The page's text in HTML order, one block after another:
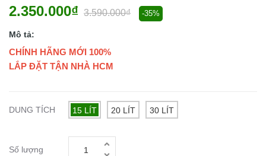
2.350.000₫ 3.590.000₫ -35%
Mô tả:
CHÍNH HÃNG MỚI 100%
LẮP ĐẶT TẬN NHÀ HCM
DUNG TÍCH 15 LÍT 20 LÍT 30 LÍT
Số lượng